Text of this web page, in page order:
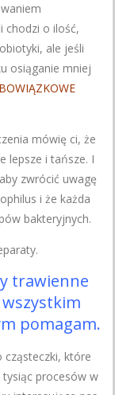
chodzi o ilość,
ale jeśli
osiąganie mniej
mówię ci, że
lepsze i tańsze. I
zwrócić uwagę
i że każda
bakteryjnych.
trawienne
pomagam.
cząsteczki, które
procesów w